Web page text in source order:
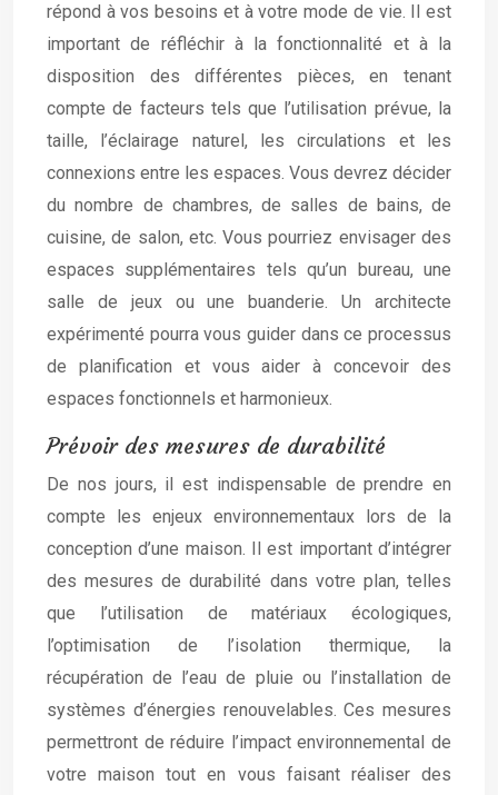
répond à vos besoins et à votre mode de vie. Il est
important de réfléchir à la fonctionnalité et à la
disposition des différentes pièces, en tenant
compte de facteurs tels que l’utilisation prévue, la
taille, l’éclairage naturel, les circulations et les
connexions entre les espaces. Vous devrez décider
du nombre de chambres, de salles de bains, de
cuisine, de salon, etc. Vous pourriez envisager des
espaces supplémentaires tels qu’un bureau, une
salle de jeux ou une buanderie. Un architecte
expérimenté pourra vous guider dans ce processus
de planification et vous aider à concevoir des
espaces fonctionnels et harmonieux.
Prévoir des mesures de durabilité
De nos jours, il est indispensable de prendre en
compte les enjeux environnementaux lors de la
conception d’une maison. Il est important d’intégrer
des mesures de durabilité dans votre plan, telles
que l’utilisation de matériaux écologiques,
l’optimisation de l’isolation thermique, la
récupération de l’eau de pluie ou l’installation de
systèmes d’énergies renouvelables. Ces mesures
permettront de réduire l’impact environnemental de
votre maison tout en vous faisant réaliser des